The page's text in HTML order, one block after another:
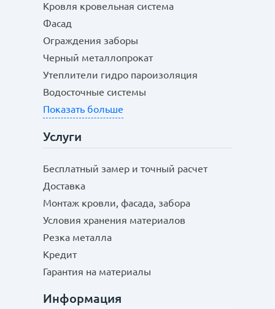
Кровля кровельная система
Фасад
Ограждения заборы
Черный металлопрокат
Утеплители гидро пароизоляция
Водосточные системы
Показать больше
Услуги
Бесплатный замер и точный расчет
Доставка
Монтаж кровли, фасада, забора
Условия хранения материалов
Резка металла
Кредит
Гарантия на материалы
Информация